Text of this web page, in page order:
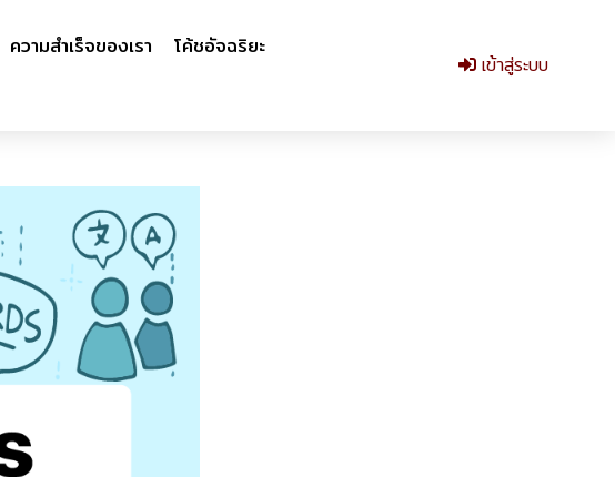
ความสำเร็จของเรา
โค้ชอัจฉริยะ
เข้าสู่ระบบ